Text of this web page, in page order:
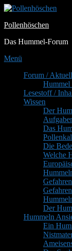
Zum
springen
Pollenhöschen
Das Hummel-Forum
Menü
Primäres
Forum /
Hummel
Lesestoff /
Wissen
Der
Das
Die
Welche
Der
Hummeln
Ein